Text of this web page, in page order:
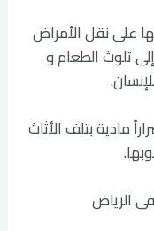
على نقل الأمراض
تلوث الطعام و
مادية بتلف الأثاث